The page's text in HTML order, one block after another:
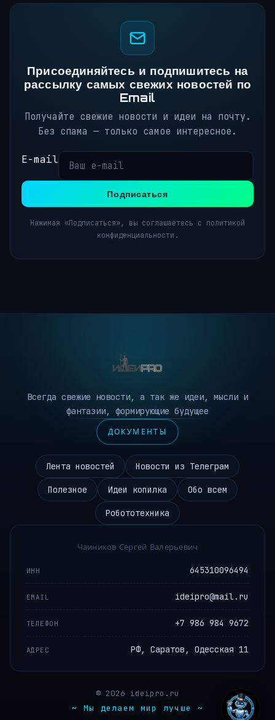
Присоединяйтесь и подпишитесь на
рассылку самых свежих новостей по
Email
Получайте свежие новости и идеи на почту.
Без спама — только самое интересное.
E-mail
Подписаться
Нажимая «Подписаться», вы соглашаетесь с политикой
конфиденциальности.
Всегда свежие новости, а так же идеи, мысли и
фантазии, формирующие будущее
ДОКУМЕНТЫ
Лента новостей Новости из Телеграм
Полезное Идеи копилка Обо всем
Робототехника
Чаиников Сергей Валерьевич
ИНН 645310096494
EMAIL ideipro@mail.ru
ТЕЛЕФОН +7 986 984 9672
АДРЕС РФ, Саратов, Одесская 11
© 2026 ideipro.ru
~ Мы делаем мир лучше ~